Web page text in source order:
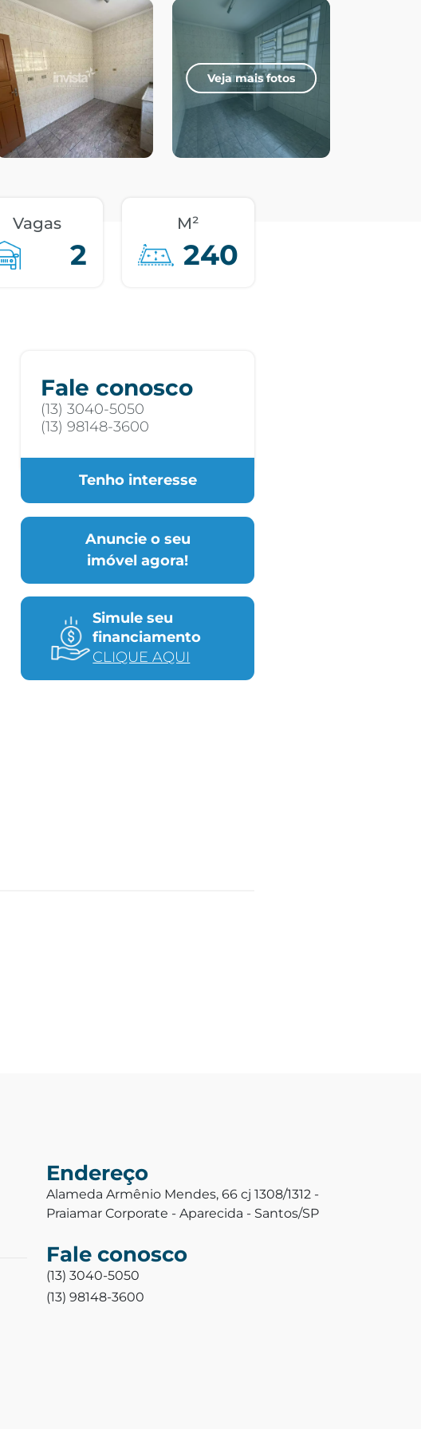
Veja mais fotos
Vagas
2
M²
240
Fale conosco
(13) 3040-5050
(13) 98148-3600
Tenho interesse
Anuncie o seu
imóvel agora!
Simule seu
financiamento
CLIQUE AQUI
Endereço
Alameda Armênio Mendes, 66 cj 1308/1312 -
Praiamar Corporate - Aparecida - Santos/SP
Fale conosco
(13) 3040-5050
(13) 98148-3600